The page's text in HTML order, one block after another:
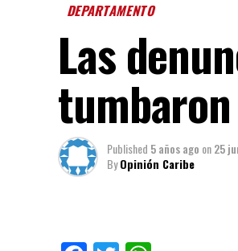
DEPARTAMENTO
Las
Published 5 años ago on25
ByOpinión Caribe